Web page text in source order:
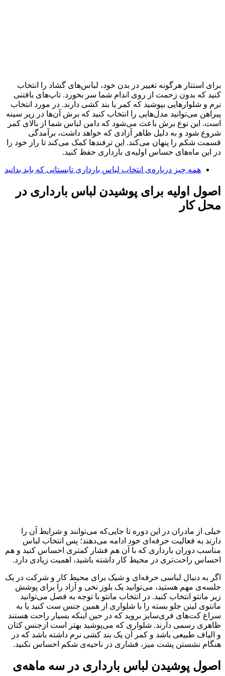
برای استتار هرگونه تغییر در بدن خود، لباس‌های گشاد را انتخاب
کنید که بدون زحمت از روی اندام شما سر بخورد. تاپ‌های بافتنی
نرم و شلوارهایی بپوشید که کمر یا بند کشی دارند. در مورد انتخاب
پیراهن می‌توانید مدل‌هایی را انتخاب کنید که برش آن‌ها در زیر سینه
است. این نوع برش باعث می‌شود که دامن لباس شما از بالای کمر
شروع شود و به دلیل ظاهر آزادی که خواهد داشت، برآمدگی
قسمت شکم را پنهان می‌کند. این ترفندها کمک می‌کند تا راز خود را
در این ماه‌های حساس اولیه‌ی بارداری حفظ کنید.
همه چیز درباره‌ی انتخاب لباس بارداری تابستانی که باید بدانید
اصول اولیه برای پوشیدن لباس بارداری در
محل کار
خیلی از مادران در این دوره تا جایی‌که می‌توانند و شرایط آن را
دارند به فعالیت حرفه‌ای خود ادامه می‌دهند؛ پس انتخاب لباس
مناسب دوران بارداری که با آن هم فشار کمتری احساس کنید و هم
احساس راحت‌تری در محیط کار داشته باشید، اهمیت زیادی دارد.
اگر به دنبال لباسی حرفه‌ای و شیک برای محیط کار و شرکت در یک
جلسه‌ی مهم هستید، می‌توانید یک بلوز نخی و آزاد را برای پوشش
زیر مانتو انتخاب کنید. در انتخاب مانتو با توجه به فصل می‌توانید
مانتوی لینن جلو بسته را با شلواری از همین جنس ست کنید یا به
سراغ کت‌های فری‌سایز بروید که در حین اینکه بسیار راحت هستند
ظاهری رسمی دارند. شلواری که می‌پوشید بهتر است ازجنس کتان
و الیاف طبیعی باشد و کمر آن یک بند کشی نرم داشته باشد که در
هنگام نشستن پشت میز، فشاری در ناحیه‌ی شکم احساس نکنید.
اصول پوشیدن لباس بارداری در سه ماهه‌ی